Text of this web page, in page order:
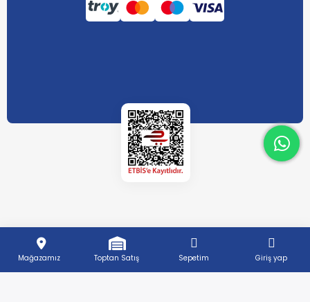
Mağazamız Toptan Satış Sepetim Giriş yap